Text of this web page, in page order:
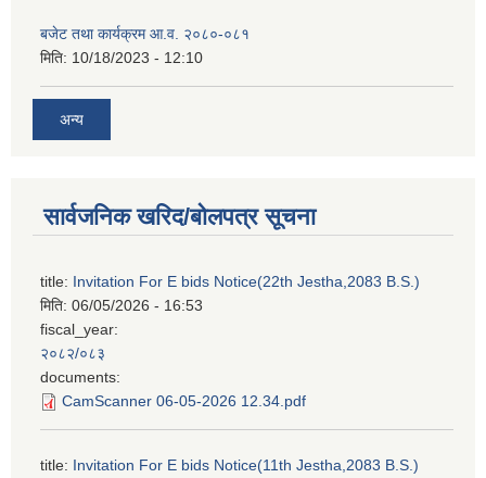
बजेट तथा कार्यक्रम आ.व. २०८०-०८१
मिति: 10/18/2023 - 12:10
अन्य
सार्वजनिक खरिद/बोलपत्र सूचना
title: Invitation For E bids Notice(22th Jestha,2083 B.S.)
मिति: 06/05/2026 - 16:53
fiscal_year:
२०८२/०८३
documents:
CamScanner 06-05-2026 12.34.pdf
title: Invitation For E bids Notice(11th Jestha,2083 B.S.)